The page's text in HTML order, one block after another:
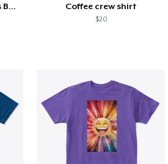
Happy Mouth Children's Book Coffee crew shirt
$20